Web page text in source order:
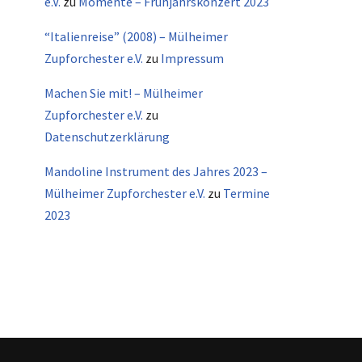
“Italienreise” (2008) – Mülheimer
Zupforchester e.V. zu Impressum
Machen Sie mit! – Mülheimer
Zupforchester e.V. zu
Datenschutzerklärung
Mandoline Instrument des Jahres 2023 –
Mülheimer Zupforchester e.V. zu Termine
2023